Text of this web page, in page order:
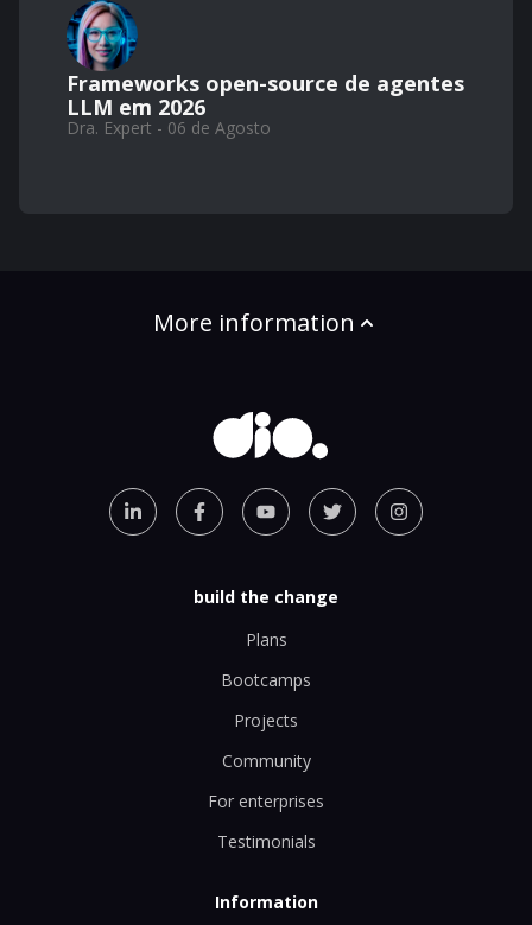
Frameworks open-source de agentes
LLM em 2026
Dra. Expert - 06 de Agosto
More information
build the change
Plans
Bootcamps
Projects
Community
For enterprises
Testimonials
Information